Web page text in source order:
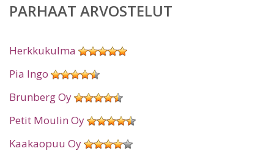
PARHAAT ARVOSTELUT
Herkkukulma
Pia Ingo
Brunberg Oy
Petit Moulin Oy
Kaakaopuu Oy